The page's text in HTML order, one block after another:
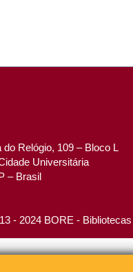
do Relógio, 109 – Bloco L
Universitária
– Brasil
- 2024 BORE -